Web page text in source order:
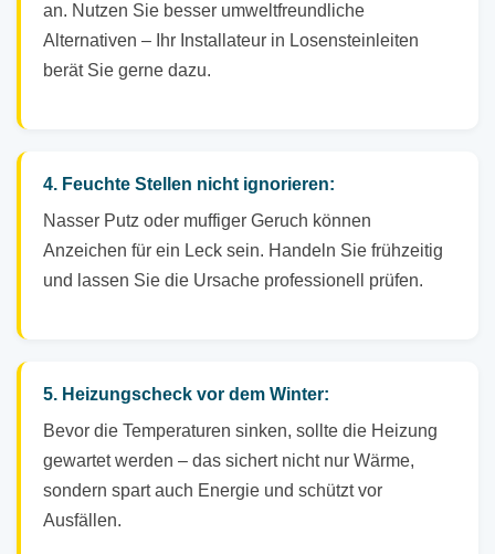
an. Nutzen Sie besser umweltfreundliche
Alternativen – Ihr Installateur in Losensteinleiten
berät Sie gerne dazu.
4. Feuchte Stellen nicht ignorieren:
Nasser Putz oder muffiger Geruch können
Anzeichen für ein Leck sein. Handeln Sie frühzeitig
und lassen Sie die Ursache professionell prüfen.
5. Heizungscheck vor dem Winter:
Bevor die Temperaturen sinken, sollte die Heizung
gewartet werden – das sichert nicht nur Wärme,
sondern spart auch Energie und schützt vor
Ausfällen.